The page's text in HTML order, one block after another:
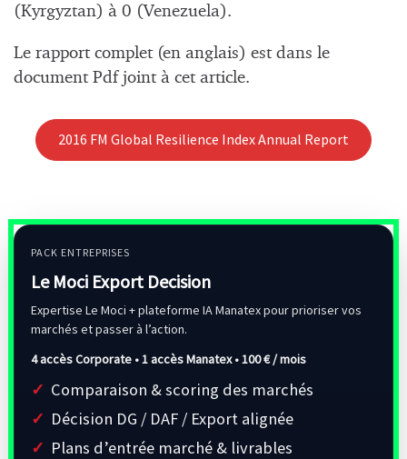
(Kyrgyztan) à 0 (Venezuela).
Le rapport complet (en anglais) est dans le
document Pdf joint à cet article.
2016 FM Global Resilience Index Annual Report
PACK ENTREPRISES
Le Moci Export Decision
Expertise Le Moci + plateforme IA Manatex pour prioriser vos
marchés et passer à l’action.
4 accès Corporate • 1 accès Manatex •100 € / mois
Comparaison & scoring des marchés
Décision DG / DAF / Export alignée
Plans d’entrée marché & livrables